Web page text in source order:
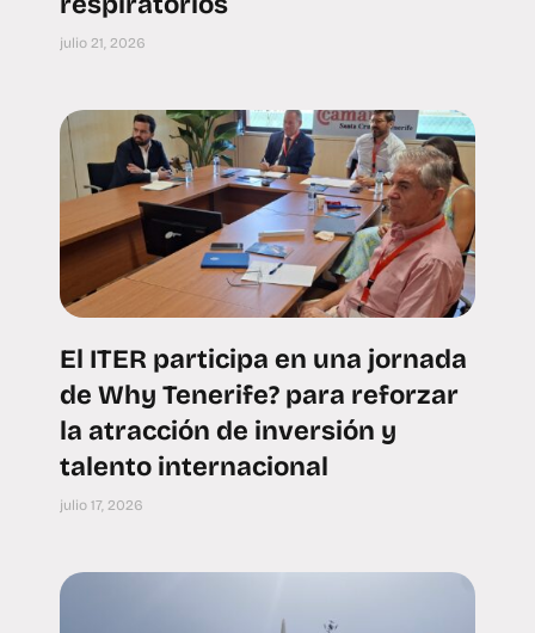
julio 21, 2026
El ITER participa en una jornada
de Why Tenerife? para reforzar
la atracción de inversión y
talento internacional
julio 17, 2026